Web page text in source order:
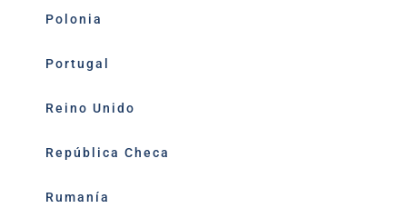
Polonia
Portugal
Reino Unido
República Checa
Rumanía